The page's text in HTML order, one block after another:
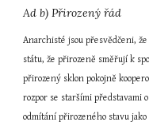
Ad b) Přirozený řád
Anarchisté jsou přesvědčeni,
státu, že přirozeně směřují k
přirozený sklon pokojně
rozpor se staršími představami
odmítání přirozeného stavu